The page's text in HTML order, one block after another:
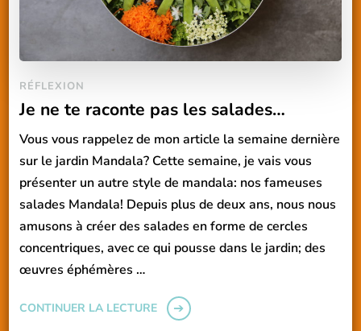
RÉFLEXION
Je ne te raconte pas les salades…
Vous vous rappelez de mon article la semaine dernière
sur le jardin Mandala? Cette semaine, je vais vous
présenter un autre style de mandala: nos fameuses
salades Mandala! Depuis plus de deux ans, nous nous
amusons à créer des salades en forme de cercles
concentriques, avec ce qui pousse dans le jardin; des
œuvres éphémères …
CONTINUER LA LECTURE